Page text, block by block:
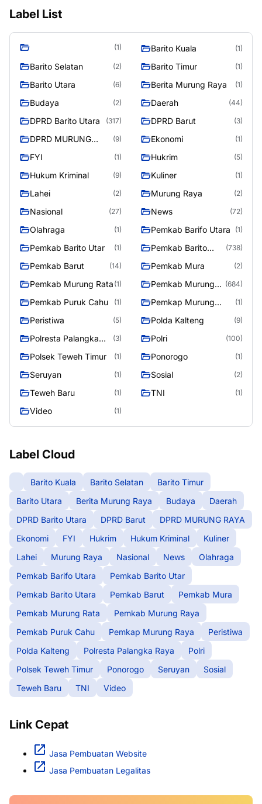
Label List
(1) Barito Kuala (1)
Barito Selatan (2) Barito Timur (1)
Barito Utara (6) Berita Murung Raya (1)
Budaya (2) Daerah (44)
DPRD Barito Utara (317) DPRD Barut (3)
DPRD MURUNG
(9) Ekonomi (1)
FYI (1) Hukrim (5)
Hukum Kriminal (9) Kuliner (1)
Lahei (2) Murung Raya (2)
Nasional (27) News (72)
Olahraga (1) Pemkab Barifo Utara (1)
Pemkab Barito Utar (1)
Pemkab Barito
(738)
Pemkab Barut (14) Pemkab Mura (2)
Pemkab Murung Rata (1)
Pemkab Murung
(684)
Pemkab Puruk Cahu (1)
Pemkap Murung
(1)
Peristiwa (5) Polda Kalteng (9)
Polresta Palangka
(3) Polri (100)
Polsek Teweh Timur (1) Ponorogo (1)
Seruyan (1) Sosial (2)
Teweh Baru (1) TNI (1)
Video (1)
Label Cloud
Barito Kuala Barito Selatan
Barito Timur
Barito Utara
Berita Murung Raya Budaya
Daerah
DPRD Barito Utara
DPRD Barut
DPRD MURUNG RAYA
Ekonomi
FYI Hukrim Hukum Kriminal
Kuliner
Lahei
Murung Raya Nasional News
Olahraga
Pemkab Barifo Utara
Pemkab Barito Utar
Pemkab Barito Utara
Pemkab Barut
Pemkab Mura
Pemkab Murung Rata
Pemkab Murung Raya
Pemkab Puruk Cahu
Pemkap Murung Raya
Peristiwa
Polda Kalteng
Polresta Palangka Raya
Polri
Polsek Teweh Timur
Ponorogo Seruyan
Sosial
Teweh Baru
TNI Video
Link Cepat
Jasa Pembuatan Website
Jasa Pembuatan Legalitas